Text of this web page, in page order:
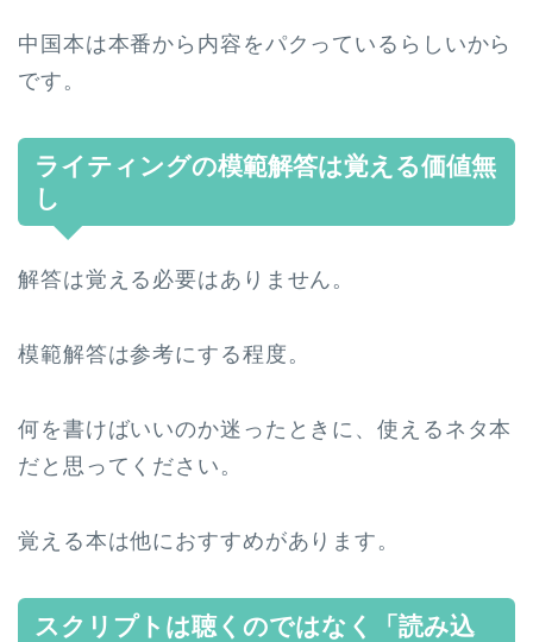
中国本は本番から内容をパクっているらしいから
です。
ライティングの模範解答は覚える価値無
し
解答は覚える必要はありません。
模範解答は参考にする程度。
何を書けばいいのか迷ったときに、使えるネタ本
だと思ってください。
覚える本は他におすすめがあります。
スクリプトは聴くのではなく「読み込